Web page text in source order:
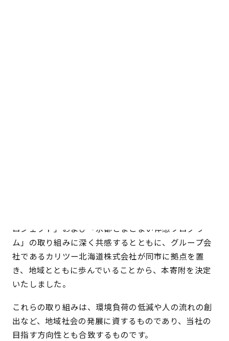
ロジェクト」および「氷都とまこまい体感プログラ
ム」の取り組みに深く共感するとともに、グループ会
社であるカリツー北海道株式会社が同市に拠点を置
き、地域とともに歩んでいることから、本寄附を決定
いたしました。
これらの取り組みは、環境負荷の低減や人の流れの創
出など、地域社会の発展に資するものであり、当社の
目指す方向性とも合致するものです。